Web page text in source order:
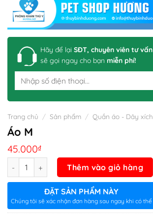
Hãy để lại SĐT, chuyên viên tư vấn
sẽ gọi ngay cho bạn miễn phí!
Trang chủ / Sản phẩm / Quần áo - Dây xích
Áo M
45.000₫
Thêm vào giỏ hàng
ĐẶT SẢN PHẨM NÀY
Chúng tôi sẽ xác nhận đơn hàng sau ngay khi có thể